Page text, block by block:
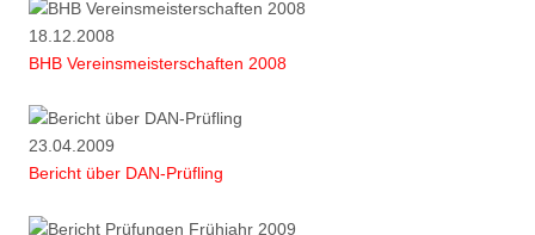
18.12.2008
BHB Vereinsmeisterschaften 2008
23.04.2009
Bericht über DAN-Prüfling